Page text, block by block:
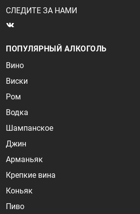
СЛЕДИТЕ ЗА НАМИ
ПОПУЛЯРНЫЙ АЛКОГОЛЬ
Вино
Виски
Ром
Водка
Шампанское
Джин
Арманьяк
Крепкие вина
Коньяк
Пиво